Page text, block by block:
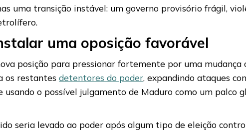
uma transição instável: um governo provisório frágil,
uma oposição favorável
posição para pressionar fortemente por uma mudança
os restantesdetentores do poder, expandindo ataques
o possível julgamento de Maduro como um palco
seria levado ao poder após algum tipo de eleição